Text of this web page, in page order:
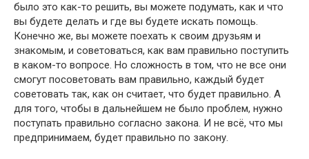
было это как-то решить, вы можете подумать, как и что
вы будете делать и где вы будете искать помощь.
Конечно же, вы можете поехать к своим друзьям и
знакомым, и советоваться, как вам правильно поступить
в каком-то вопросе. Но сложность в том, что не все они
смогут посоветовать вам правильно, каждый будет
советовать так, как он считает, что будет правильно. А
для того, чтобы в дальнейшем не было проблем, нужно
поступать правильно согласно закона. И не всё, что мы
предпринимаем, будет правильно по закону.